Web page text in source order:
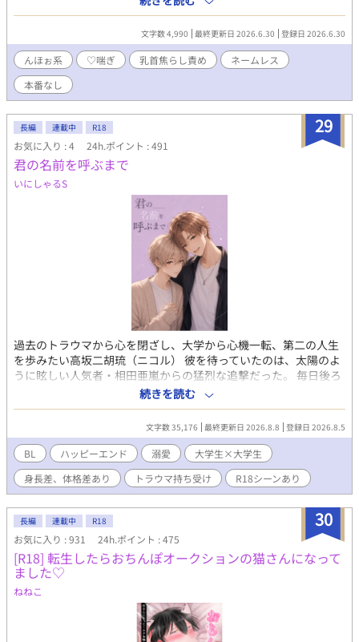
ジ等に） https://wavebox.me/wave/8kg0rsmpi4im7608/ ・X垢
https://twitter.com/show1write
文字数 4,990 最終更新日 2026.6.30 登録日 2026.6.30
んほぉ系 ♡喘ぎ 乳首焦らし責め
ネームレス
本番なし
29
長編 連載中 R18
お気に入り : 4 24h.ポイント : 491
君の名前を呼ぶまで
いにしゃるS
過去のトラウマから心を閉ざし、大学から心機一転、第二の人生
を歩みたい高坂二胡琉（ニコル） 彼を待っていたのは、太陽のよ
うに眩しい人気者・相田亜嵐からの猛烈な追撃だった。 毎日後ろ
をついて回り、過保護なお世話を焼いてくる亜嵐に呆れつつも、
ニコルはその圧倒的な体温と優しさに少しずつ救われていく。 ト
ラウマを乗り越え、自分から小さな一歩を踏み出したニコルと、
溢れ出す独占欲を必死に抑え込む亜嵐。甘々溺愛BL。
続きを読む
文字数 35,176 最終更新日 2026.8.8 登録日 2026.8.5
BL ハッピーエンド 溺愛
大学生×大学生
身長差、体格差あり
トラウマ持ち受け R18シーンあり
30
長編 連載中 R18
お気に入り : 931 24h.ポイント : 475
[R18] 転生したらおちんぽオークションの猫さんになって
ました♡
ねねこ